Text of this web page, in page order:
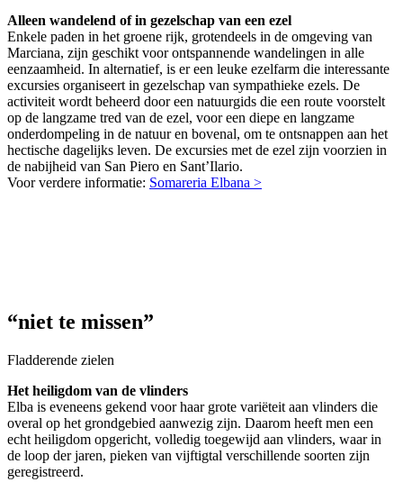
Alleen wandelend of in gezelschap van een ezel
Enkele paden in het groene rijk, grotendeels in de omgeving van
Marciana, zijn geschikt voor ontspannende wandelingen in alle
eenzaamheid. In alternatief, is er een leuke ezelfarm die interessante
excursies organiseert in gezelschap van sympathieke ezels. De
activiteit wordt beheerd door een natuurgids die een route voorstelt
op de langzame tred van de ezel, voor een diepe en langzame
onderdompeling in de natuur en bovenal, om te ontsnappen aan het
hectische dagelijks leven. De excursies met de ezel zijn voorzien in
de nabijheid van San Piero en Sant’Ilario.
Voor verdere informatie: Somareria Elbana >
“niet te missen”
Fladderende zielen
Het heiligdom van de vlinders
Elba is eveneens gekend voor haar grote variëteit aan vlinders die
overal op het grondgebied aanwezig zijn. Daarom heeft men een
echt heiligdom opgericht, volledig toegewijd aan vlinders, waar in
de loop der jaren, pieken van vijftigtal verschillende soorten zijn
geregistreerd.